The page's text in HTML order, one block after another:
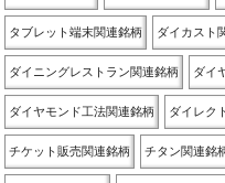
タブレット端末関連銘柄 ダイカスト
ダイニングレストラン関連銘柄 ダイ
ダイヤモンド工法関連銘柄 ダイレク
チケット販売関連銘柄 チタン関連銘